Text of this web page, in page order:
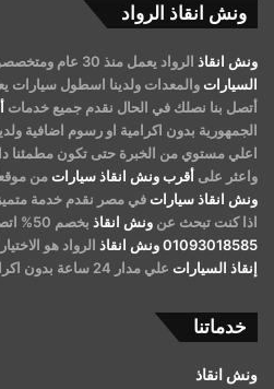
ونش انقاذ الرواد
ونش انقاذ الرواد يعمل منذ 30 عام ومتخصصون في
السيارات
أتصل بنا نصلك في الحال نقدم جميع خدمات
الجمهورية بدون اكرامية او رسوم اضافية
اعلي مستوي من الخبرة حتى تكون مطمئنا
واعثر على أقرب ونش انقاذ سيارات من
ونش انقاذ سيارات في مصر نقدم خدمة
اذا كنت تبحث عن ونش انقاذ بخصم 50% اتصل بنا الان علي
01093018585ونش انقاذ الرواد هو
إنقاذ السيارات علي مدار 24 ساعة بدون اكرامية او رسوم اضافية.
خدماتنا
ونش انقاذ